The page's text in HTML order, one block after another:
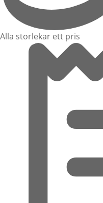
Alla storlekar ett pris